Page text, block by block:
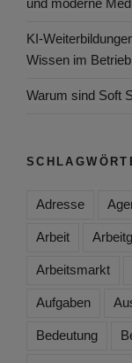
und moderne
KI-
Wissen im
Warum sind Soft
Adresse
Arbeit
Arbeitsmarkt
Aufgaben
Bedeutung